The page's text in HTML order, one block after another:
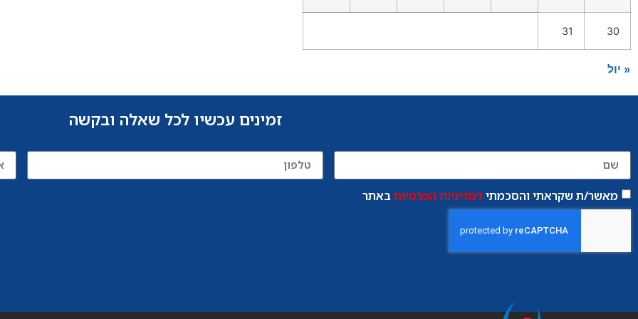
30
31
« יול
זמינים עכשיו לכל שאלה ובקשה
מאשר/ת שקראתי והסכמתילמדיניות הפרטיותבאתר